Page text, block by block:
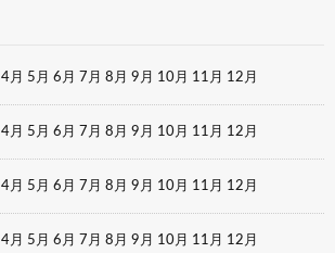
4月 5月 6月 7月 8月 9月 10月 11月 12月
4月 5月 6月 7月 8月 9月 10月 11月 12月
4月 5月 6月 7月 8月 9月 10月 11月 12月
4月 5月 6月 7月 8月 9月 10月 11月 12月